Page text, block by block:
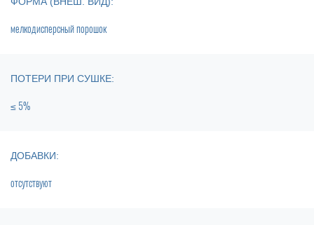
мелкодисперсный порошок
ПОТЕРИ ПРИ СУШКЕ:
≤ 5%
ДОБАВКИ:
отсутствуют